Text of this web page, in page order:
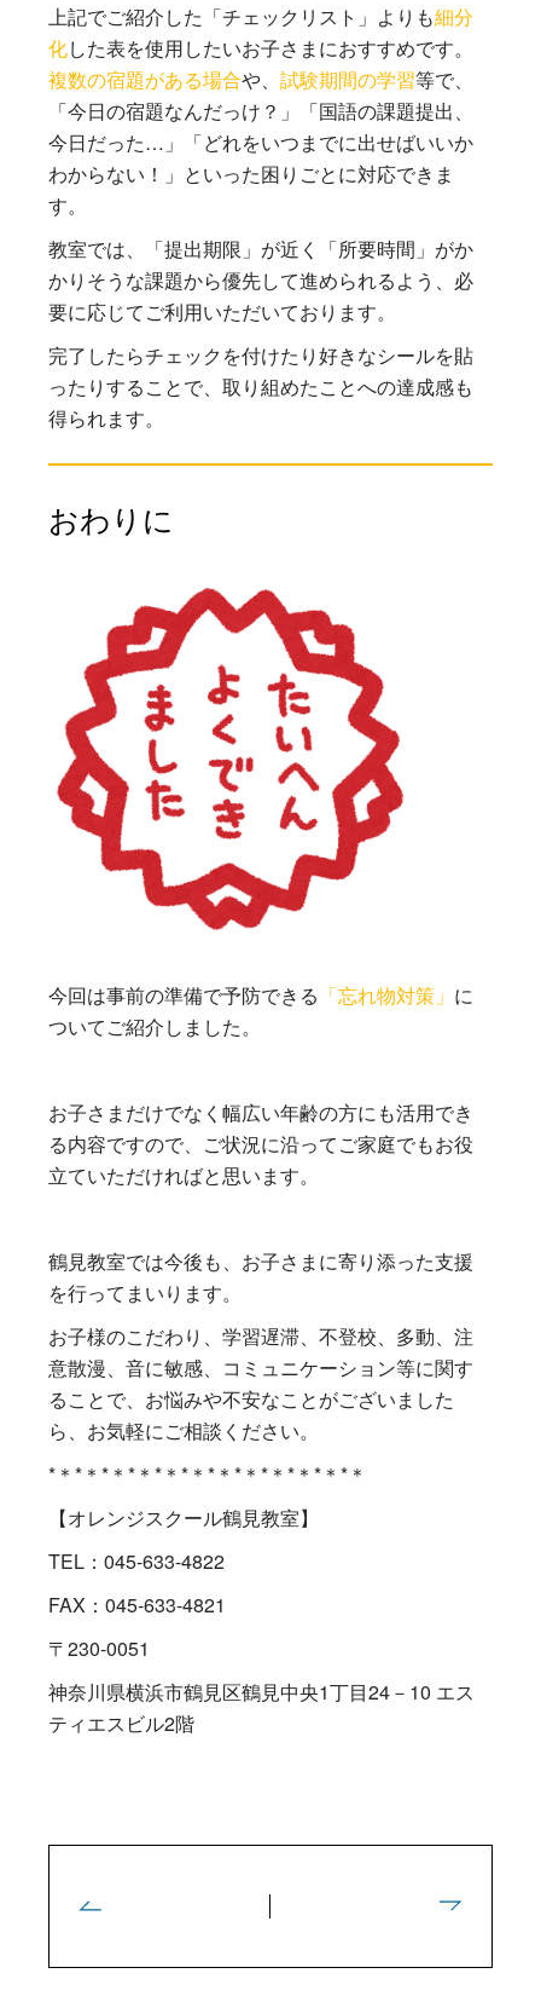
上記でご紹介した「チェックリスト」よりも細分
化した表を使用したいお子さまにおすすめです。
複数の宿題がある場合や、試験期間の学習等で、
「今日の宿題なんだっけ？」「国語の課題提出、
今日だった…」「どれをいつまでに出せばいいか
わからない！」といった困りごとに対応できま
す。
教室では、「提出期限」が近く「所要時間」がか
かりそうな課題から優先して進められるよう、必
要に応じてご利用いただいております。
完了したらチェックを付けたり好きなシールを貼
ったりすることで、取り組めたことへの達成感も
得られます。
おわりに
今回は事前の準備で予防できる 「忘れ物対策」 に
ついてご紹介しました。
お子さまだけでなく幅広い年齢の方にも活用でき
る内容ですので、ご状況に沿ってご家庭でもお役
立ていただければと思います。
鶴見教室では今後も、お子さまに寄り添った支援
を行ってまいります。
お子様のこだわり、学習遅滞、不登校、多動、注
意散漫、音に敏感、コミュニケーション等に関す
ることで、お悩みや不安なことがございました
ら、お気軽にご相談ください。
*＊*＊*＊*＊*＊*＊*＊*＊*＊*＊*＊*＊
【オレンジスクール鶴見教室】
TEL：045-633-4822
FAX：045-633-4821
〒230-0051
神奈川県横浜市鶴見区鶴見中央1丁目24－10 エス
ティエスビル2階